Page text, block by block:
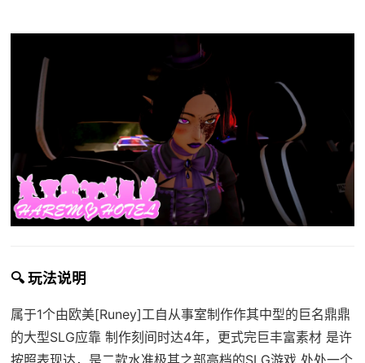
🔍 玩法说明
属于1个由欧美[Runey]工自从事室制作作其中型的巨名鼎鼎
的大型SLG应靠 制作刻间时达4年，更式完巨丰富素材 是许